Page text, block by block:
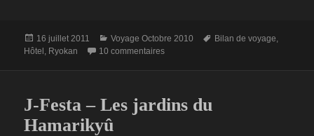
Publié
le
16 juillet 2011 Catégories
Voyage Octobre 2010
Mots-
Bilan de voyage,
Hôtel , Ryokan 10 commentairessur Bilan du voyage au Japon –
J-Festa – Les jardins du
Hamarikyû